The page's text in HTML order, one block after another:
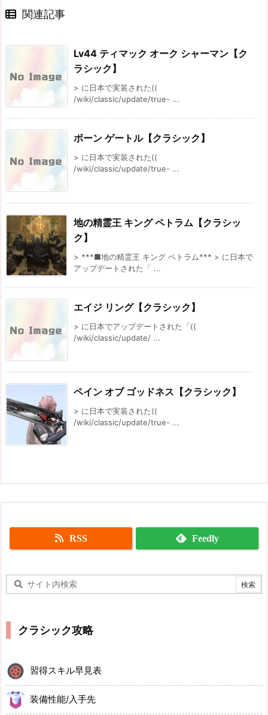
関連記事
Lv44 ティマック オーク シャーマン【ク
ラシック】
> に日本で実装された((
/wiki/classic/update/true- ...
ボーン ゲートル【クラシック】
> に日本で実装された((
/wiki/classic/update/true- ...
地の精霊王 キング ペトラム【クラシッ
ク】
> ***■地の精霊王 キング ペトラム*** > に日本で
アップデートされた「 ...
エイジ リング【クラシック】
> に日本でアップデートされた「((
/wiki/classic/update/ ...
ペイン オブ ゴッドネス【クラシック】
> に日本で実装された((
/wiki/classic/update/true- ...
RSS Feedly
クラシック攻略
習得スキル早見表
装備性能/入手先